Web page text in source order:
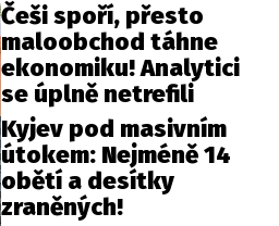
Češi spoří, přesto
maloobchod táhne
ekonomiku! Analytici
se úplně netrefili
Kyjev pod masivním
útokem: Nejméně 14
obětí a desítky
zraněných!